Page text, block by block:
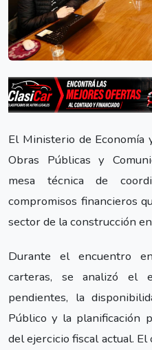
El Ministerio de
Obras Públicas y
mesa técnica de
compromisos financieros
sector de la construcción
Durante el encuentro
carteras, se analizó el
pendientes, la
Público y la planificación
del ejercicio fiscal actual.